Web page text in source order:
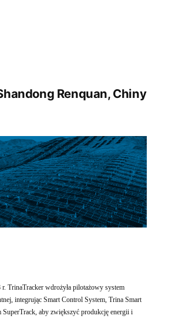
Renquan, Chiny
TrinaTracker wdrożyła pilotażowy system
integrując Smart Control System, Trina Smart
aby zwiększyć produkcję energii i